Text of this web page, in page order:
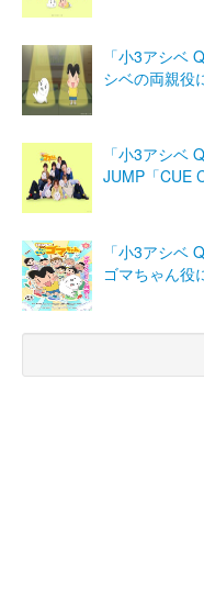
「小3アシベ
シベの両親役
「小3アシベ
JUMP「CUE
「小3アシベ
ゴマちゃん役